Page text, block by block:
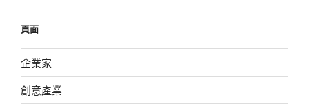
字:
頁面
企業家
創意產業